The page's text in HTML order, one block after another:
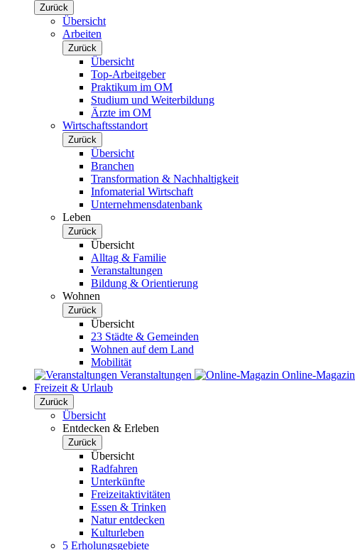
Zurück
Übersicht
Arbeiten
Zurück
Übersicht
Top-Arbeitgeber
Praktikum im OM
Studium und Weiterbildung
Ärzte im OM
Wirtschaftsstandort
Zurück
Übersicht
Branchen
Transformation & Nachhaltigkeit
Infomaterial Wirtschaft
Unternehmensdatenbank
Leben
Zurück
Übersicht
Alltag & Familie
Veranstaltungen
Bildung & Orientierung
Wohnen
Zurück
Übersicht
23 Städte & Gemeinden
Wohnen auf dem Land
Mobilität
Veranstaltungen
Online-Magazin
Freizeit & Urlaub
Zurück
Übersicht
Entdecken & Erleben
Zurück
Übersicht
Radfahren
Unterkünfte
Freizeitaktivitäten
Essen & Trinken
Natur entdecken
Kulturleben
5 Erholungsgebiete